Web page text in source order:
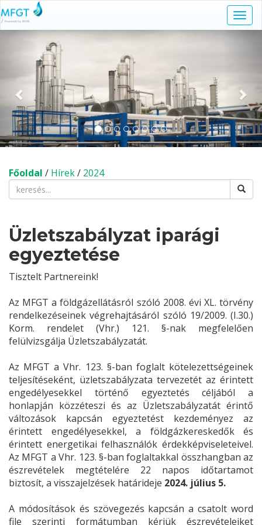
Előző
Főoldal / Hírek/ 2024
Üzletszabályzat iparági
egyeztetése
Tisztelt Partnereink!
Az MFGT a földgázellátásról szóló 2008. évi XL. törvény
rendelkezéseinek végrehajtásáról szóló 19/2009. (I.30.)
Korm. rendelet (Vhr.) 121. §-nak megfelelően
felülvizsgálja Üzletszabályzatát.
Az MFGT a Vhr. 123. §-ban foglalt kötelezettségeinek
teljesítéseként, üzletszabályzata tervezetét az érintett
engedélyesekkel történő egyeztetés céljából a
honlapján közzéteszi és az Üzletszabályzatát érintő
változások kapcsán egyeztetést kezdeményez az
érintett engedélyesekkel, a földgázkereskedők és
érintett energetikai felhasználók érdekképviseleteivel.
Az MFGT a Vhr. 123. §-ban foglaltakkal összhangban az
észrevételek megtételére 22 napos időtartamot
biztosít, a visszajelzések határideje 2024. július 5.
A módosítások és szövegezés kapcsán a csatolt word
file szerinti formátumban kérjük észrevételeiket